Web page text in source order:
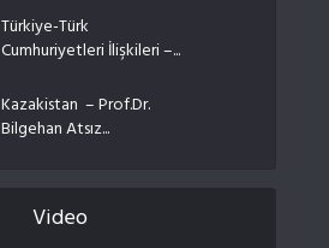
Türkiye-Türk
Cumhuriyetleri İlişkileri –...
Kazakistan – Prof.Dr.
Bilgehan Atsız...
Video